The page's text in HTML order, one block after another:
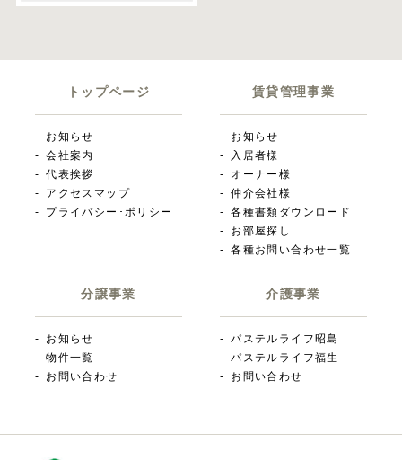
トップページ
お知らせ
会社案内
代表挨拶
アクセスマップ
プライバシー･ポリシー
賃貸管理事業
お知らせ
入居者様
オーナー様
仲介会社様
各種書類ダウンロード
お部屋探し
各種お問い合わせ一覧
分譲事業
お知らせ
物件一覧
お問い合わせ
介護事業
パステルライフ昭島
パステルライフ福生
お問い合わせ